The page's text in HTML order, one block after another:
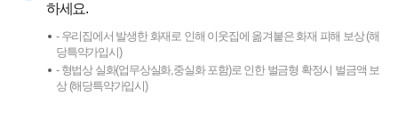
하세요.
- 우리집에서 발생한 화재로 인해 이웃집에 옮겨붙은 화재 피해 보상 (해
당특약가입시)
- 형법상 실화(업무상실화,중실화 포함)로 인한 벌금형 확정시 벌금액 보
상 (해당특약가입시)